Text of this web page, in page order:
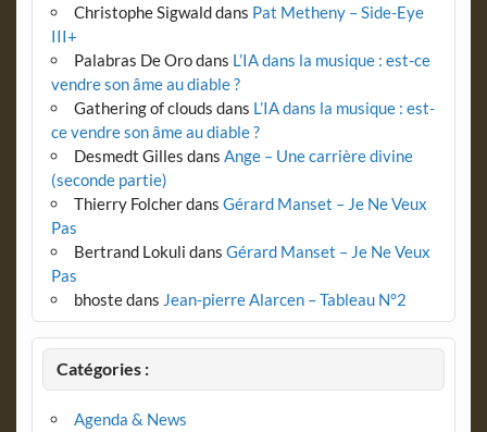
Christophe Sigwalddans Pat Metheny – Side-Eye
III+
Palabras De Orodans L’IA dans la musique : est-ce
vendre son âme au diable ?
Gathering of clouds dans L’IA dans la musique : est-
ce vendre son âme au diable ?
Desmedt Gilles dans Ange – Une carrière divine
(seconde partie)
Thierry Folcherdans Gérard Manset – Je Ne Veux
Pas
Bertrand Lokuli dans Gérard Manset – Je Ne Veux
Pas
bhostedans Jean-pierre Alarcen – Tableau N°2
Catégories :
Agenda & News